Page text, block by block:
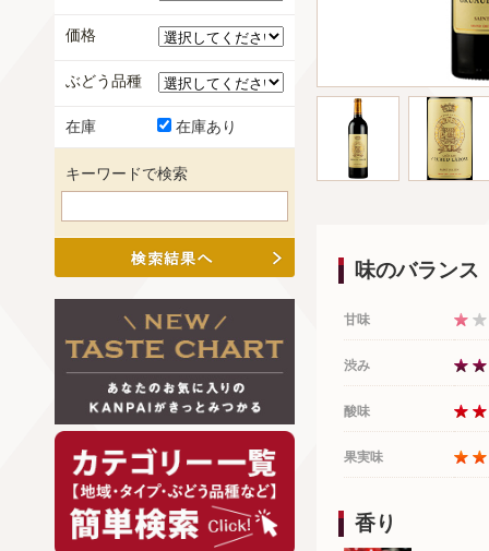
味のバランス
甘味
渋み
酸味
果実味
香り
価格
ぶどう品種
在庫 在庫あり
キーワードで検索